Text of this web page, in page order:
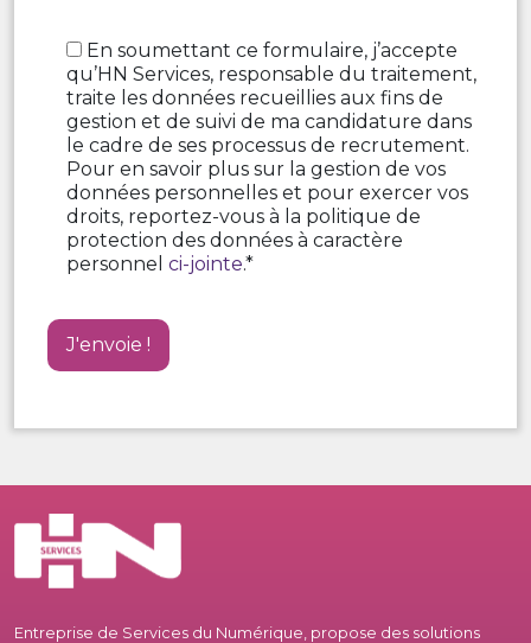
En soumettant ce formulaire, j’accepte
qu’HN Services, responsable du traitement,
traite les données recueillies aux fins de
gestion et de suivi de ma candidature dans
le cadre de ses processus de recrutement.
Pour en savoir plus sur la gestion de vos
données personnelles et pour exercer vos
droits, reportez-vous à la politique de
protection des données à caractère
personnel ci-jointe.*
Entreprise de Services du Numérique, propose des solutions